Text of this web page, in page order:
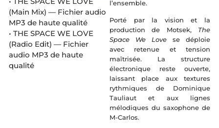
(Main Mix) — Fichier audio
MP3 de haute qualité
• THE SPACE WE LOVE
(Radio Edit) — Fichier
audio MP3 de haute
qualité
l’ensemble.
Porté par la vision et la
production de Motsek, The
Space We Love se déploie
avec retenue et tension
maîtrisée. La structure
électronique reste ouverte,
laissant place aux textures
rythmiques de Dominique
Tauliaut et aux lignes
mélodiques du saxophone de
M-Carlos.